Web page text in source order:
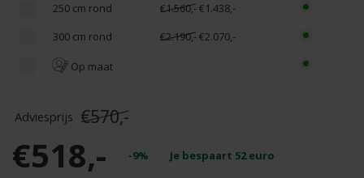
250 cm rond
€1.560,-€1.438,-
300 cm rond
€2.190,-€2.070,-
Op maat
€570,-
€518,- -9% Je bespaart 52euro